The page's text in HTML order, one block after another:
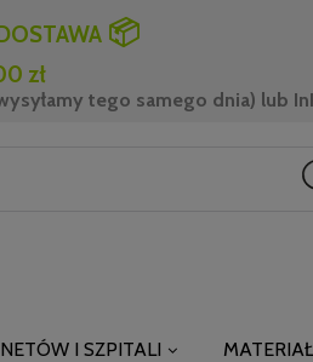
📦
zł
tego samego dnia) lub
I SZPITALI